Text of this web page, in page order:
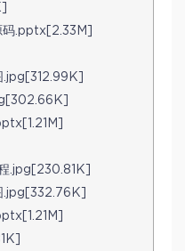
码.pptx[2.33M]
.jpg[230.81K]
.jpg[332.76K]